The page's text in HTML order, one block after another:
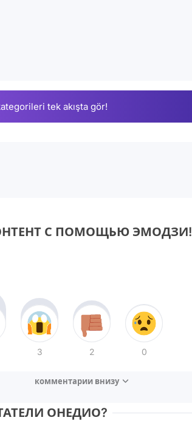
tek akışta gör!
С ПОМОЩЬЮ ЭМОДЗИ!
3 2 0
комментарии внизу
ОНЕДИО?